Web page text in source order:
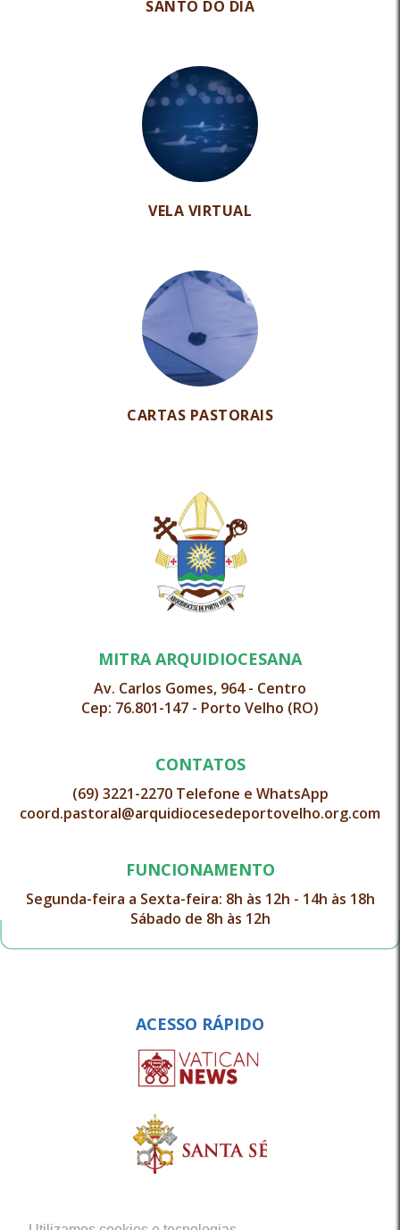
SANTO DO DIA
VELA VIRTUAL
CARTAS PASTORAIS
MITRA ARQUIDIOCESANA
Av. Carlos Gomes, 964 - Centro
Cep: 76.801-147 - Porto Velho (RO)
CONTATOS
(69) 3221-2270 Telefone e WhatsApp
coord.pastoral@arquidiocesedeportovelho.org.com
FUNCIONAMENTO
Segunda-feira a Sexta-feira: 8h às 12h - 14h às 18h
Sábado de 8h às 12h
ACESSO RÁPIDO